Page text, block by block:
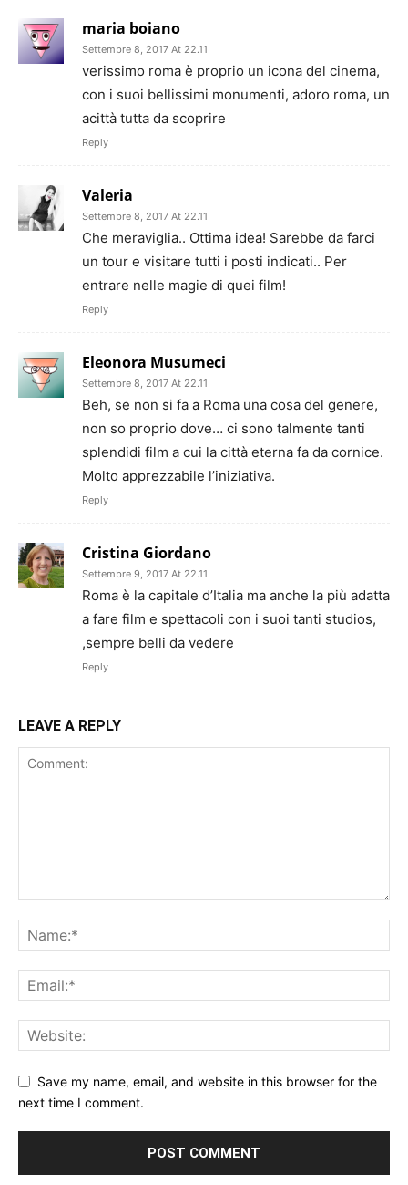
maria boiano
Settembre 8, 2017 At 22.11
verissimo roma è proprio un icona del cinema,
con i suoi bellissimi monumenti, adoro roma, un
acittà tutta da scoprire
Reply
Valeria
Settembre 8, 2017 At 22.11
Che meraviglia.. Ottima idea! Sarebbe da farci
un tour e visitare tutti i posti indicati.. Per
entrare nelle magie di quei film!
Reply
Eleonora Musumeci
Settembre 8, 2017 At 22.11
Beh, se non si fa a Roma una cosa del genere,
non so proprio dove… ci sono talmente tanti
splendidi film a cui la città eterna fa da cornice.
Molto apprezzabile l’iniziativa.
Reply
Cristina Giordano
Settembre 9, 2017 At 22.11
Roma è la capitale d’Italia ma anche la più adatta
a fare film e spettacoli con i suoi tanti studios,
,sempre belli da vedere
Reply
LEAVE A REPLY
Save my name, email, and website in this browser for the
next time I comment.